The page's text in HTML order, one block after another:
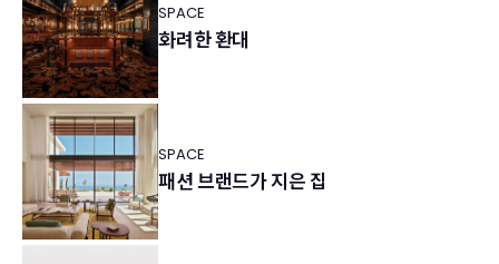
SPACE
화려한 환대
SPACE
패션 브랜드가 지은 집